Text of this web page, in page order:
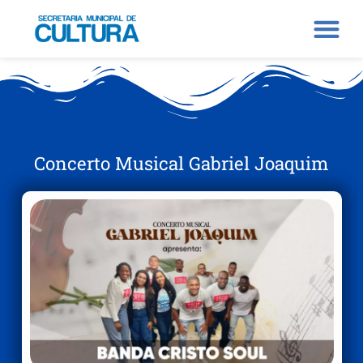
Concerto Musical Gabriel Joaquim